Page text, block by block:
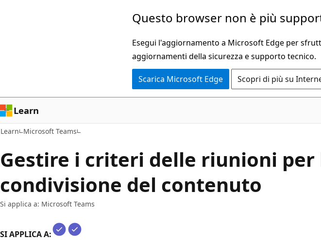
Questo browser non è più
Esegui l'aggiornamento a Microsoft Edge per
aggiornamenti della sicurezza e supporto tecnico.
Scarica Microsoft Edge Scopri di più su
Learn
Learn Microsoft Teams
Gestire i criteri delle riunioni per
condivisione del contenuto
Si applica a: Microsoft Teams
SI APPLICA A: